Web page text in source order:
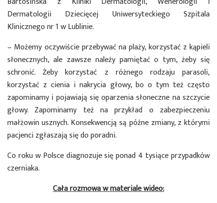
Dermatologii Dziecięcej Uniwersyteckiego Szpitala
Klinicznego nr 1 w Lublinie.
– Możemy oczywiście przebywać na plaży, korzystać z kąpieli
słonecznych, ale zawsze należy pamiętać o tym, żeby się
schronić. Żeby korzystać z różnego rodzaju parasoli,
korzystać z cienia i nakrycia głowy, bo o tym też często
zapominamy i pojawiają się oparzenia słoneczne na szczycie
głowy. Zapominamy też na przykład o zabezpieczeniu
małżowin usznych. Konsekwencją są późne zmiany, z którymi
pacjenci zgłaszają się do poradni.
Co roku w Polsce diagnozuje się ponad 4 tysiące przypadków
czerniaka.
Cała rozmowa w materiale wideo: